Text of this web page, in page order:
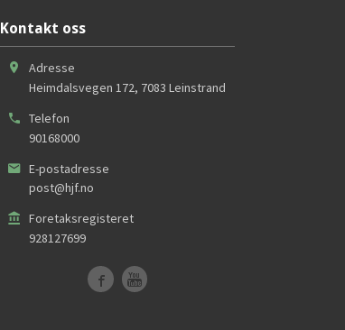
Kontakt oss
Adresse
Heimdalsvegen 172, 7083 Leinstrand
Telefon
90168000
E-postadresse
post@hjf.no
Foretaksregisteret
928127699